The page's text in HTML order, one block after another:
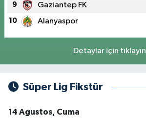
9 Gaziantep FK
10 Alanyaspor
Detaylar için tıklayın
Süper Lig Fikstür
14 Ağustos, Cuma